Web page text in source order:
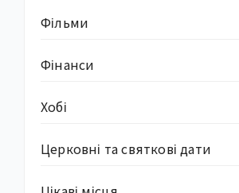
Фільми
Фінанси
Хобі
Церковні та святкові дати